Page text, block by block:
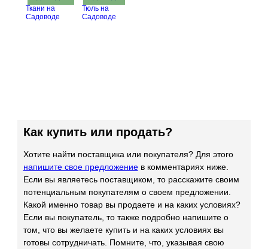
Ткани на
Садоводе
Тюль на
Садоводе
Как купить или продать?
Хотите найти поставщика или покупателя? Для этого
напишите свое предложениев комментариях ниже.
Если вы являетесь поставщиком, то расскажите своим
потенциальным покупателям о своем предложении.
Какой именно товар вы продаете и на каких условиях?
Если вы покупатель, то также подробно напишите о
том, что вы желаете купить и на каких условиях вы
готовы сотрудничать. Помните, что, указывая свою